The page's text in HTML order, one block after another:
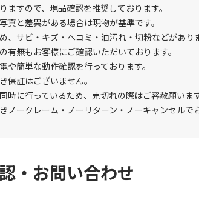
ますので、現品確認を推奨しております。
真と差異がある場合は現物が基準です。
、サビ・キズ・ヘコミ・油汚れ・切粉などがあり
有無もお客様にご確認いただいております。
や簡単な動作確認を行っております。
保証はございません。
時に行っているため、売切れの際はご容赦願います
ノークレーム・ノーリターン・ノーキャンセル
・お問い合わせ